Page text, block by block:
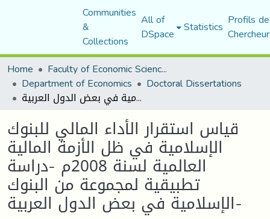
Communities
&
Collections
All of
DSpace Statistics Profils
Home
Faculty of Economic Sciences, Commerce and Management Sciences
Department of Economics Doctoral Dissertations
قياس استقرار الأداء المالي للبنوك الإسلامية في ظل الأزمة المالية العالمية لسنة 2008م -دراسة تطبيقية لمجموعة من البنوك الإسلامية في بعض الدول العربية-
قياس استقرار الأداء المالي للبنوك
الإسلامية في ظل الأزمة المالية
العالمية لسنة 2008م -دراسة
تطبيقية لمجموعة من البنوك
الإسلامية في بعض الدول العربية-